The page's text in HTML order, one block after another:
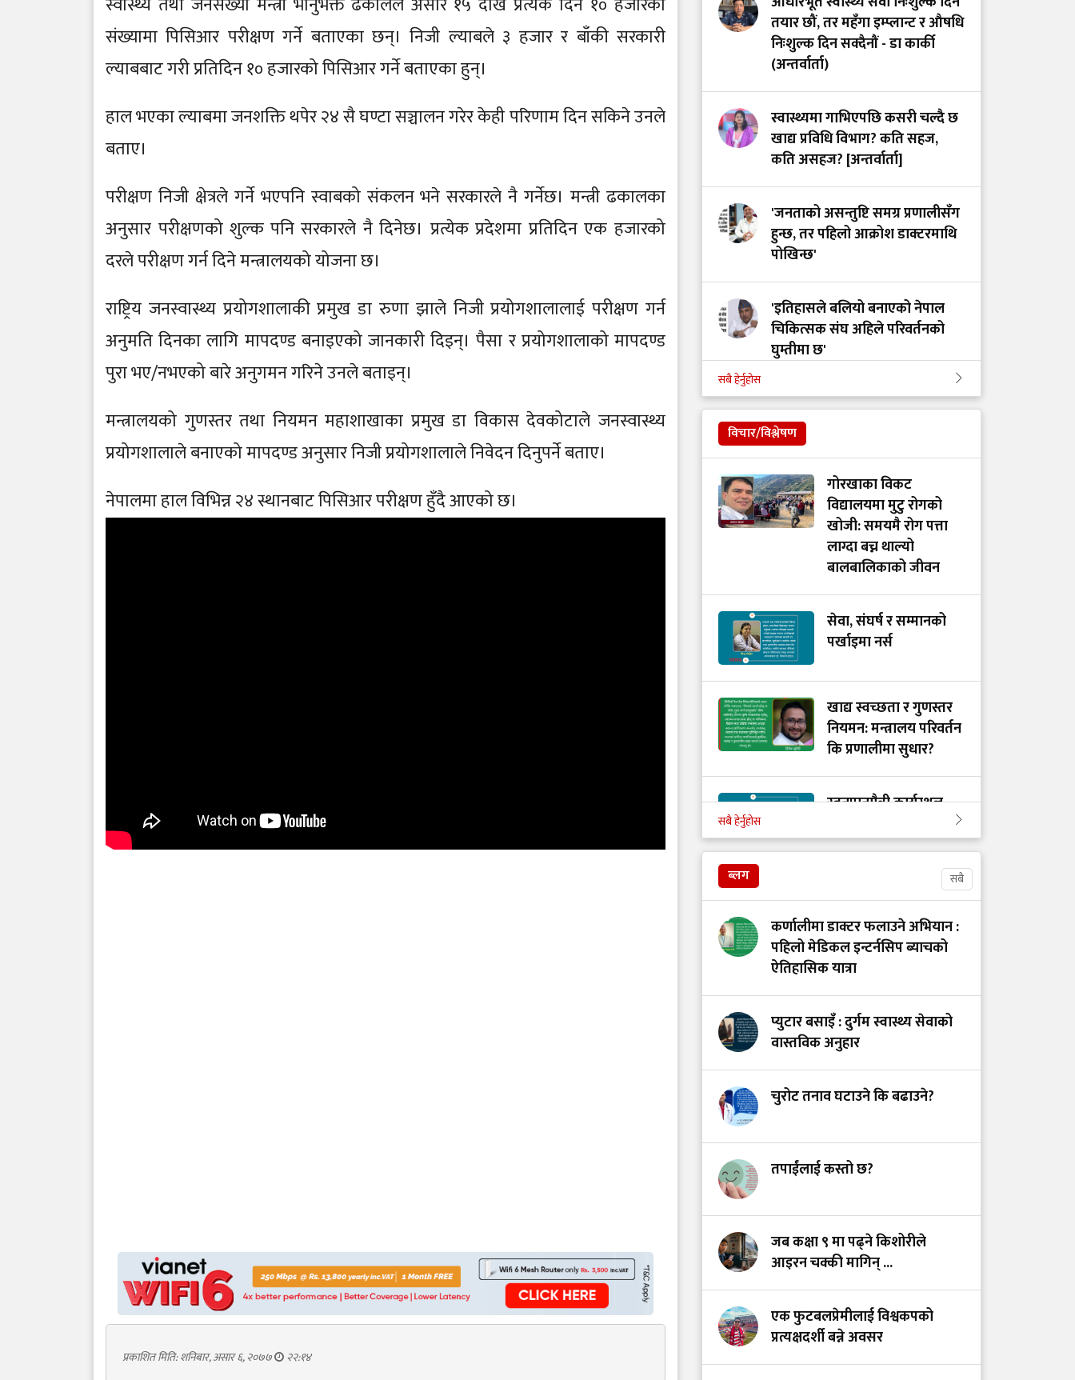
संख्यामा पिसिआर परीक्षण गर्ने बताएका छन्। निजी ल्याबले ३ हजार र बाँकी सरकारी
ल्याबबाट गरी प्रतिदिन १० हजारको पिसिआर गर्ने बताएका हुन्।
हाल भएका ल्याबमा जनशक्ति थपेर २४ सै घण्टा सञ्चालन गरेर केही परिणाम दिन सकिने उनले
बताए।
परीक्षण निजी क्षेत्रले गर्ने भएपनि स्वाबको संकलन भने सरकारले नै गर्नेछ। मन्त्री ढकालका
अनुसार परीक्षणको शुल्क पनि सरकारले नै दिनेछ। प्रत्येक प्रदेशमा प्रतिदिन एक हजारको
दरले परीक्षण गर्न दिने मन्त्रालयको योजना छ।
राष्ट्रिय जनस्वास्थ्य प्रयोगशालाकी प्रमुख डा रुणा झाले निजी प्रयोगशालालाई परीक्षण गर्न
अनुमति दिनका लागि मापदण्ड बनाइएको जानकारी दिइन्। पैसा र प्रयोगशालाको मापदण्ड
पुरा भए/नभएको बारे अनुगमन गरिने उनले बताइन्।
मन्त्रालयको गुणस्तर तथा नियमन महाशाखाका प्रमुख डा विकास देवकोटाले जनस्वास्थ्य
प्रयोगशालाले बनाएको मापदण्ड अनुसार निजी प्रयोगशालाले निवेदन दिनुपर्ने बताए।
नेपालमा हाल विभिन्न २४ स्थानबाट पिसिआर परीक्षण हुँदै आएको छ।
प्रकाशित मिति: शनिबार, असार ६, २०७७ २२:१४
तयार छौं, तर महँगा इम्प्लान्ट र औषधि
निःशुल्क दिन सक्दैनौं - डा कार्की
(अन्तर्वार्ता)
स्वास्थ्यमा गाभिएपछि कसरी चल्दै छ
खाद्य प्रविधि विभाग? कति सहज,
कति असहज? [अन्तर्वार्ता]
'जनताको असन्तुष्टि समग्र प्रणालीसँग
हुन्छ, तर पहिलो आक्रोश डाक्टरमाथि
पोखिन्छ'
'इतिहासले बलियो बनाएको नेपाल
चिकित्सक संघ अहिले परिवर्तनको
घुम्तीमा छ'
‘टिम मंगल' चुनावी समूह मात्र थिएन,
मेडिकल मुभमेन्ट हो : डा. मंगल रावल
'हरेक टाउको दुखाइ ब्रेन ट्युमर होइन,
यी लक्षणहरू देखिए हुनसक्छ जोखिम'
डा. अमात्यलाई प्रश्न– धेरै हेडफोन वा
इयरफोनको प्रयोगले कानमा असर
गर्छ ?
सबै हेर्नुहोस
विचार/विश्लेषण
गोरखाका विकट
विद्यालयमा मुटु रोगको
खोजी: समयमै रोग पत्ता
लाग्दा बच्न थाल्यो
बालबालिकाको जीवन
सेवा, संघर्ष र सम्मानको
पर्खाइमा नर्स
खाद्य स्वच्छता र गुणस्तर
नियमन: मन्त्रालय परिवर्तन
कि प्रणालीमा सुधार?
स्तनपानमैत्री कार्यस्थल
देशको, सम्मान कहिले?
हामी भवन बनाउँदैछौँ कि
स्वास्थ्य प्रणाली?
सुरक्षित अस्पताल:
कडा परिमार्जनको
अपरिहार्यता
डाँडापारिको स्वास्थ्य:
भूगोल, समुदाय र
जनस्वास्थ्यबीचको सम्बन्ध
सबै हेर्नुहोस
ब्लग सबै
कर्णालीमा डाक्टर फलाउने अभियान :
पहिलो मेडिकल इन्टर्नसिप ब्याचको
ऐतिहासिक यात्रा
प्युटार बसाइँ : दुर्गम स्वास्थ्य सेवाको
वास्तविक अनुहार
चुरोट तनाव घटाउने कि बढाउने?
तपाईंलाई कस्तो छ?
जब कक्षा ९ मा पढ्ने किशोरीले
आइरन चक्की मागिन् ...
एक फुटबलप्रेमीलाई विश्वकपको
प्रत्यक्षदर्शी बन्ने अवसर